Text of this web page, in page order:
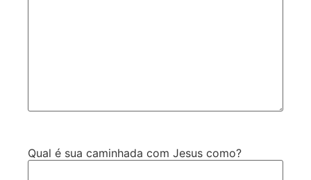
Qual é sua caminhada com Jesus como?